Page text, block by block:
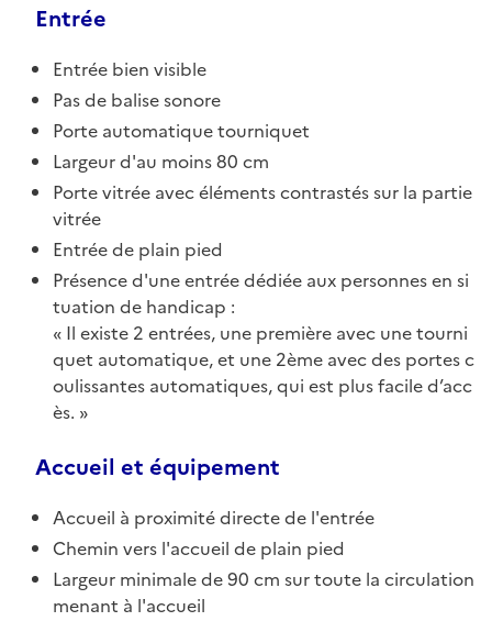
Entrée
Entrée bien visible
Pas de balise sonore
Porte automatique tourniquet
Largeur d'au moins 80 cm
Porte vitrée avec éléments contrastés sur la partie
vitrée
Entrée de plain pied
Présence d'une entrée dédiée aux personnes en si
tuation de handicap :
Il existe 2 entrées, une première avec une tourni
quet automatique, et une 2ème avec des portes c
oulissantes automatiques, qui est plus facile d’acc
ès.
Accueil et équipement
Accueil à proximité directe de l'entrée
Chemin vers l'accueil de plain pied
Largeur minimale de 90 cm sur toute la circulation
menant à l'accueil